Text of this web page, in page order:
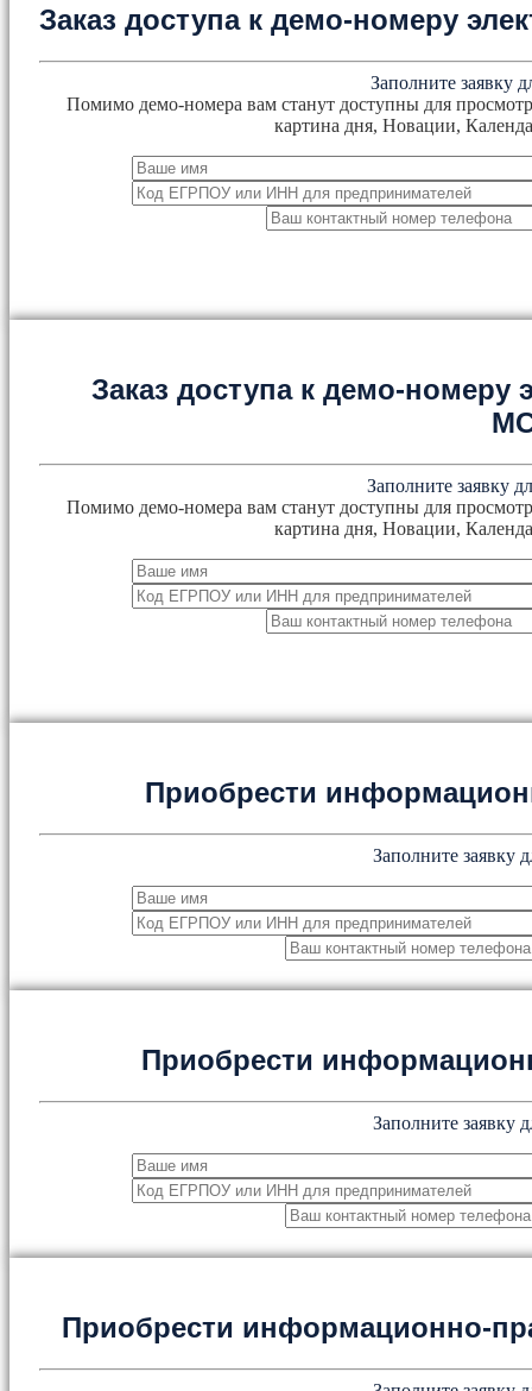
Заказ доступа к демо-номеру
Заполните заявку
Помимо демо-номера вам станут доступны для
картина дня, Новации,
Заказ доступа к демо-номеру
Заполните заявку
Помимо демо-номера вам станут доступны для
картина дня, Новации,
Приобрести
Заполните заявку
Приобрести
Заполните заявку
Приобрести информационно-